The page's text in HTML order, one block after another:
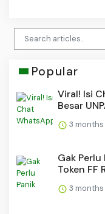
Popular
Viral! Isi
Besar
3 months
Gak Perlu
Token FF
3 months